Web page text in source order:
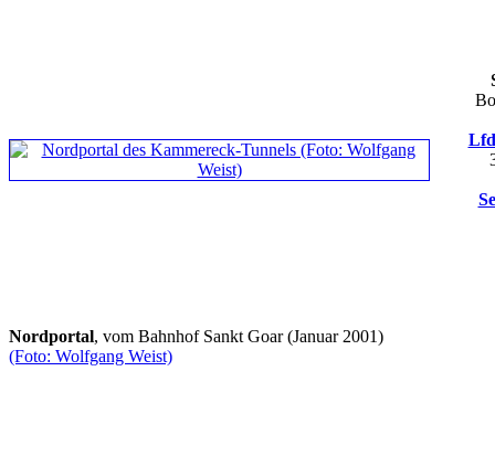
Nordportal, vom Bahnhof Sankt Goar (Januar 2001)
(Foto: Wolfgang Weist)